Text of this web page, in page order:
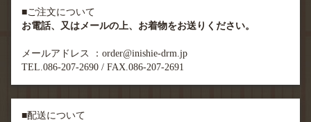
■ご注文について
お電話、又はメールの上、お着物をお送りください。
メールアドレス ：order@inishie-drm.jp
TEL.086-207-2690 / FAX.086-207-2691
■配送について